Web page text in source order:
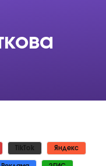
TikTok Яндекс